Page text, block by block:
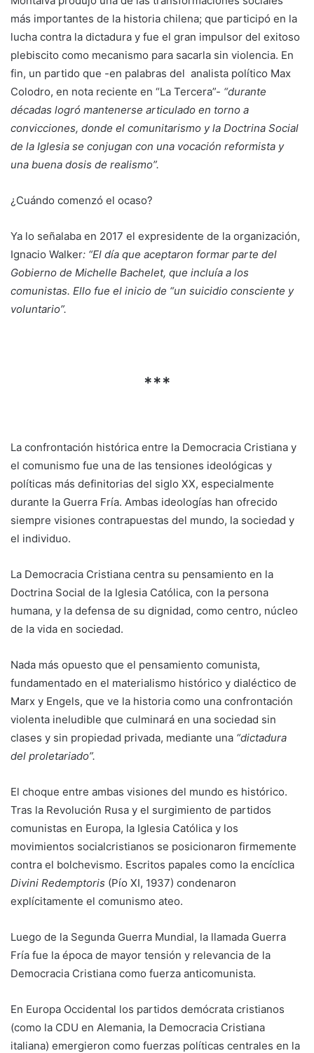
más importantes de la historia chilena; que participó en la
lucha contra la dictadura y fue el gran impulsor del exitoso
plebiscito como mecanismo para sacarla sin violencia. En
fin, un partido que -en palabras del analista político Max
Colodro, en nota reciente en “La Tercera”- “durante
décadas logró mantenerse articulado en torno a
convicciones, donde el comunitarismo y la Doctrina Social
de la Iglesia se conjugan con una vocación reformista y
una buena dosis de realismo”.
¿Cuándo comenzó el ocaso?
Ya lo señalaba en 2017 el expresidente de la organización,
Ignacio Walker: “El día que aceptaron formar parte del
Gobierno de Michelle Bachelet, que incluía a los
comunistas. Ello fue el inicio de “un suicidio consciente y
voluntario”.
***
La confrontación histórica entre la Democracia Cristiana y
el comunismo fue una de las tensiones ideológicas y
políticas más definitorias del siglo XX, especialmente
durante la Guerra Fría. Ambas ideologías han ofrecido
siempre visiones contrapuestas del mundo, la sociedad y
el individuo.
La Democracia Cristiana centra su pensamiento en la
Doctrina Social de la Iglesia Católica, con la persona
humana, y la defensa de su dignidad, como centro, núcleo
de la vida en sociedad.
Nada más opuesto que el pensamiento comunista,
fundamentado en el materialismo histórico y dialéctico de
Marx y Engels, que ve la historia como una confrontación
violenta ineludible que culminará en una sociedad sin
clases y sin propiedad privada, mediante una “dictadura
del proletariado”.
El choque entre ambas visiones del mundo es histórico.
Tras la Revolución Rusa y el surgimiento de partidos
comunistas en Europa, la Iglesia Católica y los
movimientos socialcristianos se posicionaron firmemente
contra el bolchevismo. Escritos papales como la encíclica
Divini Redemptoris (Pío XI, 1937) condenaron
explícitamente el comunismo ateo.
Luego de la Segunda Guerra Mundial, la llamada Guerra
Fría fue la época de mayor tensión y relevancia de la
Democracia Cristiana como fuerza anticomunista.
En Europa Occidental los partidos demócrata cristianos
(como la CDU en Alemania, la Democracia Cristiana
italiana) emergieron como fuerzas políticas centrales en la